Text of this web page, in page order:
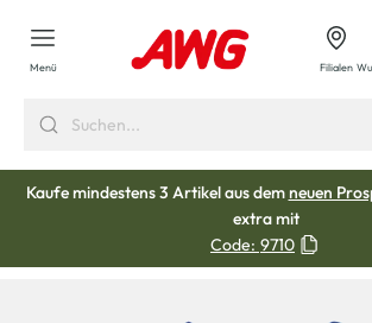
springen
Menü Filialen
Kaufe mindestens 3 Artikel aus demneuen
extra mit
Code: 9710